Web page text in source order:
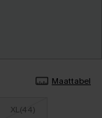
Maattabel
XL(44)